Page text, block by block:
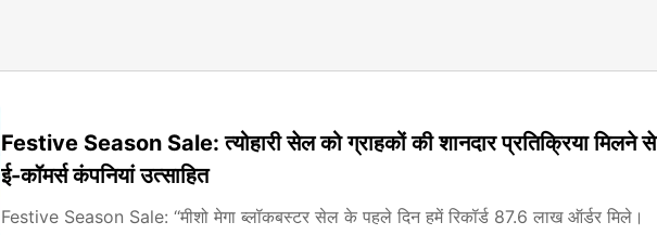
Festive Season Sale: त्योहारी सेल को ग्राहकों की शानदार प्रतिक्रिया मिलने से
ई-कॉमर्स कंपनियां उत्साहित
Festive Season Sale: ‘‘मीशो मेगा ब्लॉकबस्टर सेल के पहले दिन हमें रिकॉर्ड 87.6 लाख ऑर्डर मिले।